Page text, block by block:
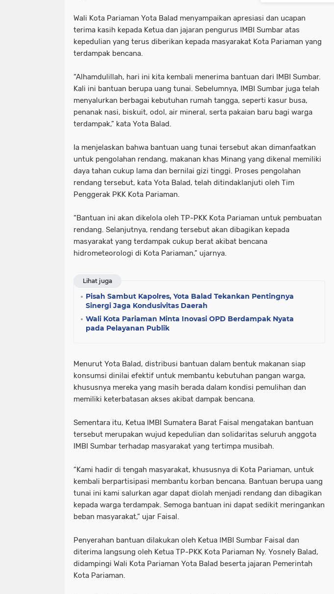
Wali Kota Pariaman Yota Balad menyampaikan apresiasi dan ucapan
terima kasih kepada Ketua dan jajaran pengurus IMBI Sumbar atas
kepedulian yang terus diberikan kepada masyarakat Kota Pariaman yang
terdampak bencana.
“Alhamdulillah, hari ini kita kembali menerima bantuan dari IMBI Sumbar.
Kali ini bantuan berupa uang tunai. Sebelumnya, IMBI Sumbar juga telah
menyalurkan berbagai kebutuhan rumah tangga, seperti kasur busa,
penanak nasi, biskuit, odol, air mineral, serta pakaian baru bagi warga
terdampak,” kata Yota Balad.
Ia menjelaskan bahwa bantuan uang tunai tersebut akan dimanfaatkan
untuk pengolahan rendang, makanan khas Minang yang dikenal memiliki
daya tahan cukup lama dan bernilai gizi tinggi. Proses pengolahan
rendang tersebut, kata Yota Balad, telah ditindaklanjuti oleh Tim
Penggerak PKK Kota Pariaman.
“Bantuan ini akan dikelola oleh TP-PKK Kota Pariaman untuk pembuatan
rendang. Selanjutnya, rendang tersebut akan dibagikan kepada
masyarakat yang terdampak cukup berat akibat bencana
hidrometeorologi di Kota Pariaman,” ujarnya.
Lihat juga
Pisah Sambut Kapolres, Yota Balad Tekankan Pentingnya
Sinergi Jaga Kondusivitas Daerah
Wali Kota Pariaman Minta Inovasi OPD Berdampak Nyata
pada Pelayanan Publik
Menurut Yota Balad, distribusi bantuan dalam bentuk makanan siap
konsumsi dinilai efektif untuk membantu kebutuhan pangan warga,
khususnya mereka yang masih berada dalam kondisi pemulihan dan
memiliki keterbatasan akses akibat dampak bencana.
Sementara itu, Ketua IMBI Sumatera Barat Faisal mengatakan bantuan
tersebut merupakan wujud kepedulian dan solidaritas seluruh anggota
IMBI Sumbar terhadap masyarakat yang tertimpa musibah.
“Kami hadir di tengah masyarakat, khususnya di Kota Pariaman, untuk
kembali berpartisipasi membantu korban bencana. Bantuan berupa uang
tunai ini kami salurkan agar dapat diolah menjadi rendang dan dibagikan
kepada warga terdampak. Semoga bantuan ini dapat sedikit meringankan
beban masyarakat,” ujar Faisal.
Penyerahan bantuan dilakukan oleh Ketua IMBI Sumbar Faisal dan
diterima langsung oleh Ketua TP-PKK Kota Pariaman Ny. Yosnely Balad,
didampingi Wali Kota Pariaman Yota Balad beserta jajaran Pemerintah
Kota Pariaman.